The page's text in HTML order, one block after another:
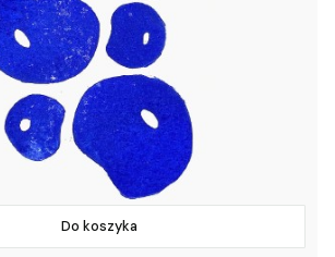
Do koszyka